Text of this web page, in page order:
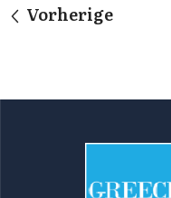
Vorherige